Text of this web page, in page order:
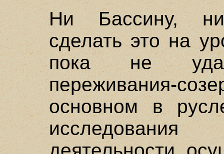
Ни Бассину,
сделать это на
пока не
переживания-
основном в